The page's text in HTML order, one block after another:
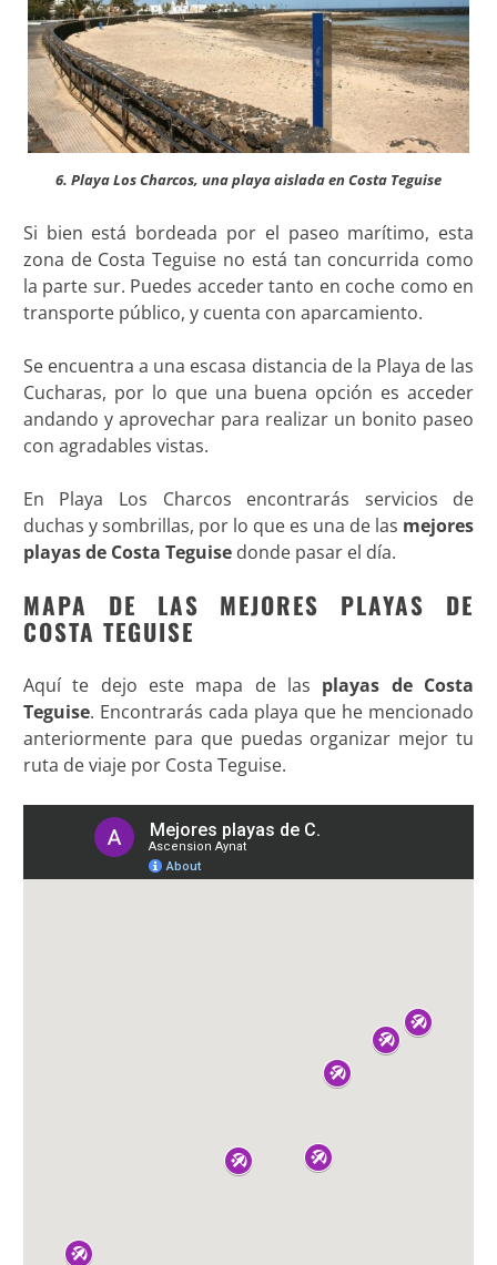
6. Playa Los Charcos, una playa aislada en Costa Teguise
Si bien está bordeada por el paseo marítimo, esta
zona de Costa Teguise no está tan concurrida como
la parte sur. Puedes acceder tanto en coche como en
transporte público, y cuenta con aparcamiento.
Se encuentra a una escasa distancia de la Playa de las
Cucharas, por lo que una buena opción es acceder
andando y aprovechar para realizar un bonito paseo
con agradables vistas.
En Playa Los Charcos encontrarás servicios de
duchas y sombrillas, por lo que es una de las mejores
playas de Costa Teguisedonde pasar el día.
MAPA DE LAS MEJORES PLAYAS DE
COSTA TEGUISE
Aquí te dejo este mapa de las playas de Costa
Teguise. Encontrarás cada playa que he mencionado
anteriormente para que puedas organizar mejor tu
ruta de viaje por Costa Teguise.